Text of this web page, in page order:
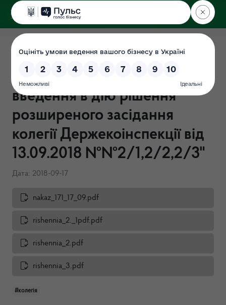
ДЕРЖЕКОІНСПЕКЦІЯ
Наказ Держекоінспекції від
17.09.2018 №171 "Про
введення в дію рішення
розширеного засідання
колегії Держекоінспекції від
13.09.2018 №№2/1,2/2,2/3"
Дата: 2018-09-17
nakaz_171_17_09.pdf
rishennia_2._1pdf.pdf
rishennia_2.pdf
rishennia_3.pdf
#колегія